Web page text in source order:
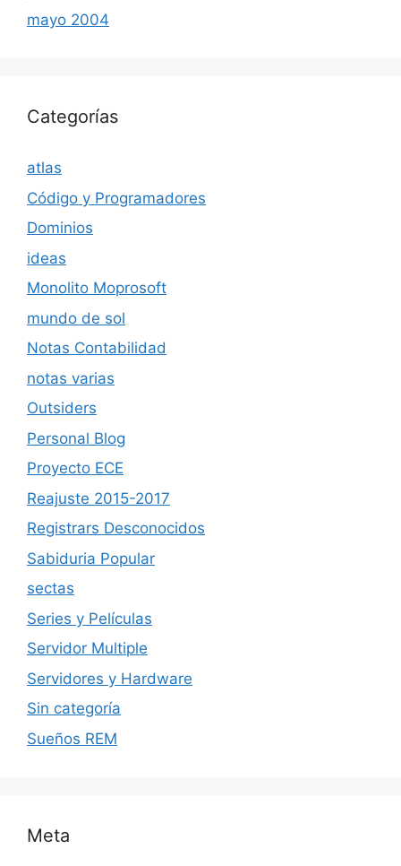
mayo 2004
Categorías
atlas
Código y Programadores
Dominios
ideas
Monolito Moprosoft
mundo de sol
Notas Contabilidad
notas varias
Outsiders
Personal Blog
Proyecto ECE
Reajuste 2015-2017
Registrars Desconocidos
Sabiduria Popular
sectas
Series y Películas
Servidor Multiple
Servidores y Hardware
Sin categoría
Sueños REM
Meta